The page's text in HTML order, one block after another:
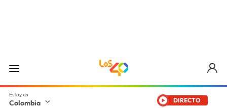
Colombia DIRECTO